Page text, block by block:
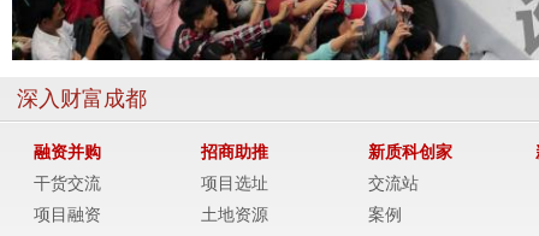
深入财富成都
融资并购
干货交流
项目融资
招商助推
项目选址
土地资源
新质科创家
交流站
案例